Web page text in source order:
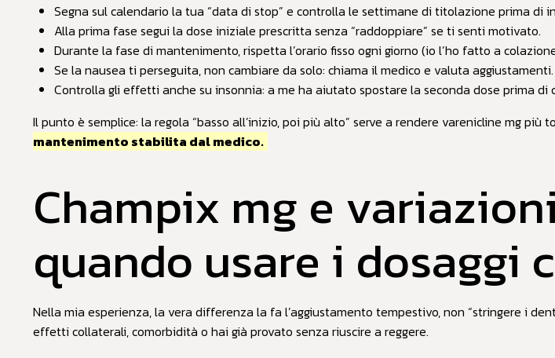
Segna sul calendario la tua “data di stop” e controlla le settimane di titolazione prima di
Alla prima fase segui la dose iniziale prescritta senza “raddoppiare” se ti senti motivato.
Durante la fase di mantenimento, rispetta l’orario fisso ogni giorno (io l’ho fatto a
Se la nausea ti perseguita, non cambiare da solo: chiama il medico e valuta aggiustamenti.
Controlla gli effetti anche su insonnia: a me ha aiutato spostare la seconda dose prima di
Il punto è semplice: la regola “basso all’inizio, poi più alto” serve a rendere varenicline mg più
mantenimento stabilita dal medico.
Champix mg e
quando usare i dosaggi
Nella mia esperienza, la vera differenza la fa l’aggiustamento tempestivo, non “stringere i
effetti collaterali, comorbidità o hai già provato senza riuscire a reggere.